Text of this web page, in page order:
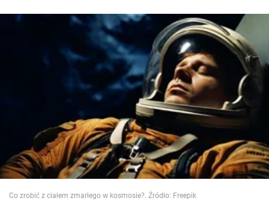
Polityka
Społeczeństwo
Wojna na Ukrainie
Świat
Jedzenie
Co zrobić z ciałem zmarłego w kosmosie?. Źródło: Freepik